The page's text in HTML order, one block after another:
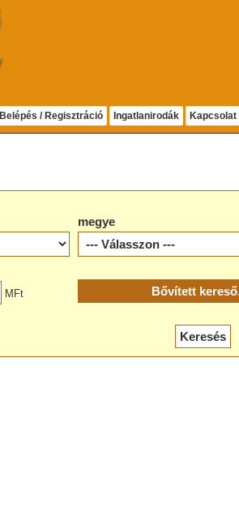
Belépés / Regisztráció Ingatlanirodák Kapcsolat
megye
MFt